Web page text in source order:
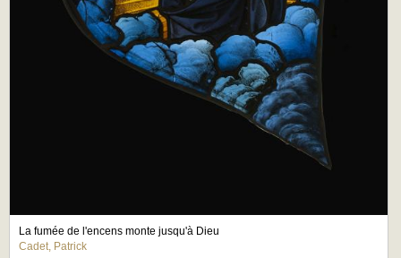
La fumée de l'encens monte jusqu'à Dieu
Cadet, Patrick